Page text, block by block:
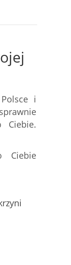
i
Ciebie.
Ciebie